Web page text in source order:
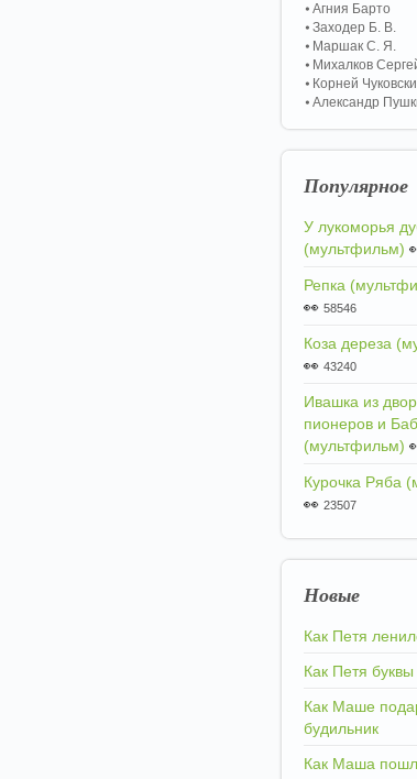
Агния Барто
Заходер Б. В.
Маршак С. Я.
Михалков
Корней
Александр
Популярное
У лукоморья
(мультфильм)
Репка
👀 58546
Коза дереза
👀 43240
Ивашка из
пионеров и
(мультфильм)
Курочка Ряба
👀 23507
Новые
Как Петя
Как Петя буквы
Как Маше
будильник
Как Маша